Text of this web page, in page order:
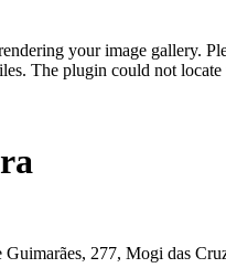
your image gallery.
The plugin could not
Guimarães, 277, Mogi das